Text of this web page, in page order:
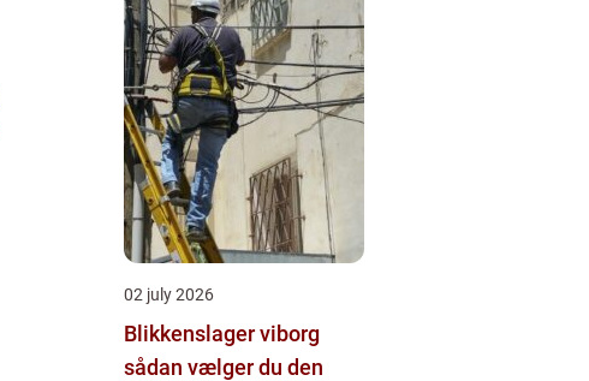
02 july 2026
Blikkenslager viborg
sådan vælger du den